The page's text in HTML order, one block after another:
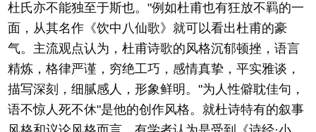
杜氏亦不能独至于斯也。"例如杜甫也有狂放不羁的一
面，从其名作《饮中八仙歌》就可以看出杜甫的豪
气。主流观点认为，杜甫诗歌的风格沉郁顿挫，语言
精炼，格律严谨，穷绝工巧，感情真挚，平实雅谈，
描写深刻，细腻感人，形象鲜明。"为人性僻耽佳句，
语不惊人死不休"是他的创作风格。就杜诗特有的叙事